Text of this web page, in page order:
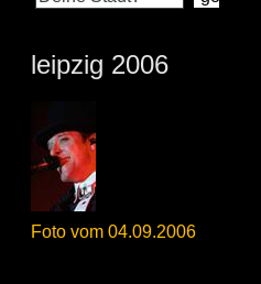
leipzig 2006
Foto vom 04.09.2006